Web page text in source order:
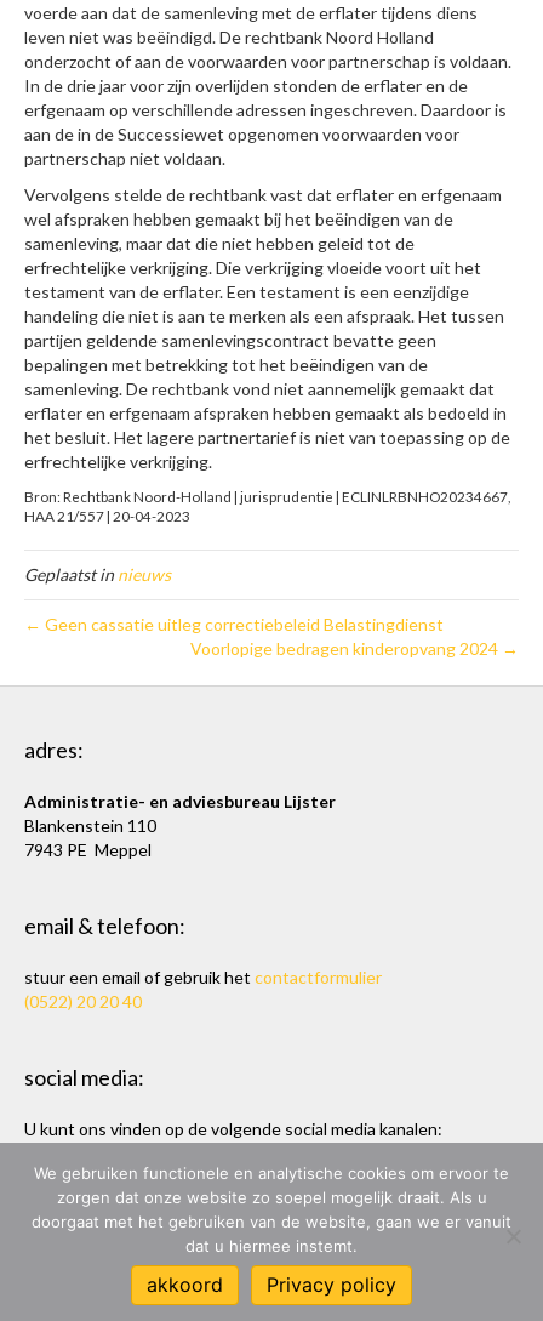
voerde aan dat de samenleving met de erflater tijdens diens
leven niet was beëindigd. De rechtbank Noord Holland
onderzocht of aan de voorwaarden voor partnerschap is voldaan.
In de drie jaar voor zijn overlijden stonden de erflater en de
erfgenaam op verschillende adressen ingeschreven. Daardoor is
aan de in de Successiewet opgenomen voorwaarden voor
partnerschap niet voldaan.
Vervolgens stelde de rechtbank vast dat erflater en erfgenaam
wel afspraken hebben gemaakt bij het beëindigen van de
samenleving, maar dat die niet hebben geleid tot de
erfrechtelijke verkrijging. Die verkrijging vloeide voort uit het
testament van de erflater. Een testament is een eenzijdige
handeling die niet is aan te merken als een afspraak. Het tussen
partijen geldende samenlevingscontract bevatte geen
bepalingen met betrekking tot het beëindigen van de
samenleving. De rechtbank vond niet aannemelijk gemaakt dat
erflater en erfgenaam afspraken hebben gemaakt als bedoeld in
het besluit. Het lagere partnertarief is niet van toepassing op de
erfrechtelijke verkrijging.
Bron: Rechtbank Noord-Holland | jurisprudentie | ECLINLRBNHO20234667,
HAA 21/557 | 20-04-2023
Geplaatst innieuws
← Geen cassatie uitleg correctiebeleid Belastingdienst
Voorlopige bedragen kinderopvang 2024 →
adres:
Administratie- en adviesbureau Lijster
Blankenstein 110
7943 PE Meppel
email & telefoon:
stuur een email of gebruik het contactformulier
(0522) 20 20 40
social media:
U kunt ons vinden op de volgende social media kanalen:
ADMINISTRATIE- & ADVIESBUREAU LIJSTER
ONTWERP & BOUW: MARC HOPPEN
We gebruiken functionele en analytische cookies om ervoor te
zorgen dat onze website zo soepel mogelijk draait. Als u
doorgaat met het gebruiken van de website, gaan we er vanuit
dat u hiermee instemt.
akkoord Privacy policy